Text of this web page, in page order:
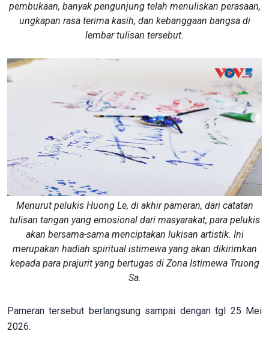
pembukaan, banyak pengunjung telah menuliskan perasaan,
ungkapan rasa terima kasih, dan kebanggaan bangsa di
lembar tulisan tersebut.
Menurut pelukis Huong Le, di akhir pameran, dari catatan
tulisan tangan yang emosional dari masyarakat, para pelukis
akan bersama-sama menciptakan lukisan artistik. Ini
merupakan hadiah spiritual istimewa yang akan dikirimkan
kepada para prajurit yang bertugas di Zona Istimewa Truong
Sa.
Pameran tersebut berlangsung sampai dengan tgl 25 Mei
2026.